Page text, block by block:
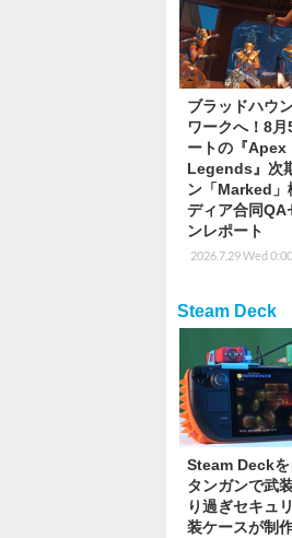
ブラッドハウ
ワークへ！8月
ートの『Apex
Legends』次
ン「Marked」
ディア合同QA
ンレポート
2026.7.29 Wed 0:00
Steam Deck
Steam Deckを
タンガンで武
り過ぎセキュ
装ケースが制